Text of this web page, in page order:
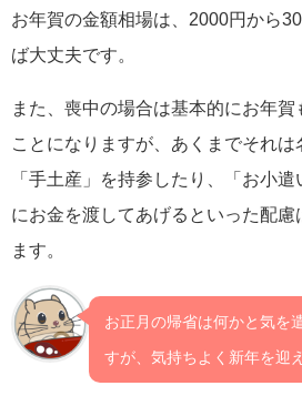
お年賀の金額相場は、2000円から
ば大丈夫です。
また、喪中の場合は基本的にお年賀
ことになりますが、あくまでそれは
「手土産」を持参したり、「お小
にお金を渡してあげるといった配慮
ます。
お正月の帰省は何かと気を
すが、気持ちよく新年を迎